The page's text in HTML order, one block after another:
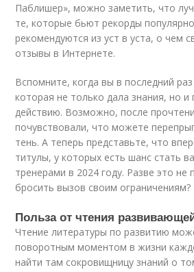
Паблишер», можно заметить, что
те, которые бьют рекорды
рекомендуются из уст в уста, о чем
отзывы в Интернете.
Вспомните, когда вы в последний раз
которая не только дала знания, но и
действию. Возможно, после
почувствовали, что можете
тень. А теперь представьте, что
титулы, у которых есть шанс стать
тренерами в 2024 году. Разве это
бросить вызов своим ограничениям?
Польза от чтения
Чтение литературы по развитию
поворотным моментом в жизни
найти там сокровищницу знаний о